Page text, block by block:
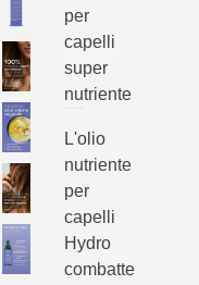
per
capelli
super
nutriente
L'olio
nutriente
per
capelli
Hydro
combatte